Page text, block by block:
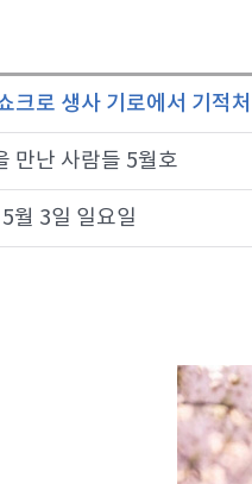
크로 생사 기로에서 기적
만난 사람들 5월호
월 3일 일요일